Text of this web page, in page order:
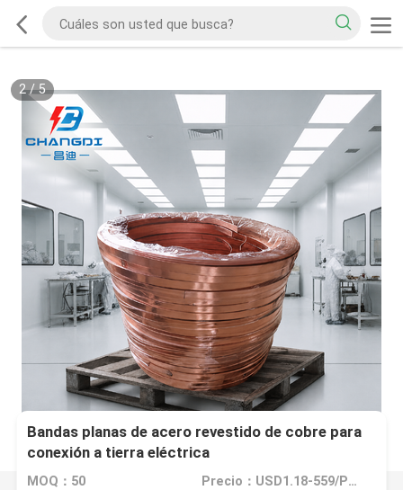
2/5
Bandas planas de acero revestido de cobre para
conexión a tierra eléctrica
MOQ：50 Precio：USD1.18-559/PCS